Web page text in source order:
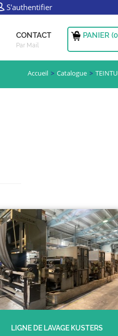
S'authentifier
CONTACT
Par Mail
PANIER (0
Accueil Catalogue
LIGNE DE LAVAGE KUSTERS